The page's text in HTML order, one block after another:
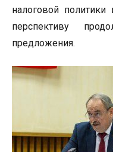
налоговой
перспективу
предложения.